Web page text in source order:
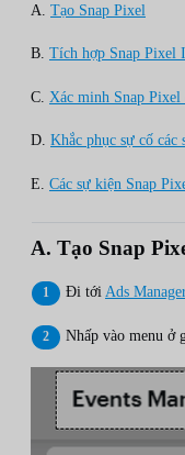
A. Tạo Snap Pixel
B. Tích hợp Snap Pixel
C. Xác minh Snap Pixel
D. Khắc phục sự cố
E. Các sự kiện Snap
A. Tạo Snap
Đi tới Ads
Nhấp vào menu ở